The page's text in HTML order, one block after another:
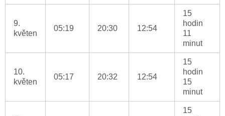
9.
květen
05:19 20:30 12:54
15
hodin
11
minut
10.
květen
05:17 20:32 12:54
15
hodin
15
minut
15